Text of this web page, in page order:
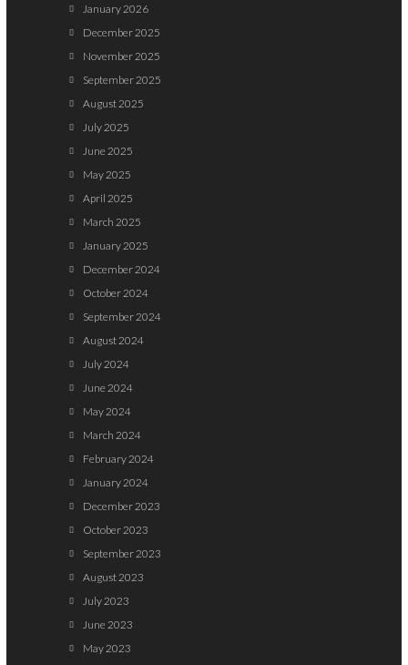
January 2026
December 2025
November 2025
September 2025
August 2025
July 2025
June 2025
May 2025
April 2025
March 2025
January 2025
December 2024
October 2024
September 2024
August 2024
July 2024
June 2024
May 2024
March 2024
February 2024
January 2024
December 2023
October 2023
September 2023
August 2023
July 2023
June 2023
May 2023